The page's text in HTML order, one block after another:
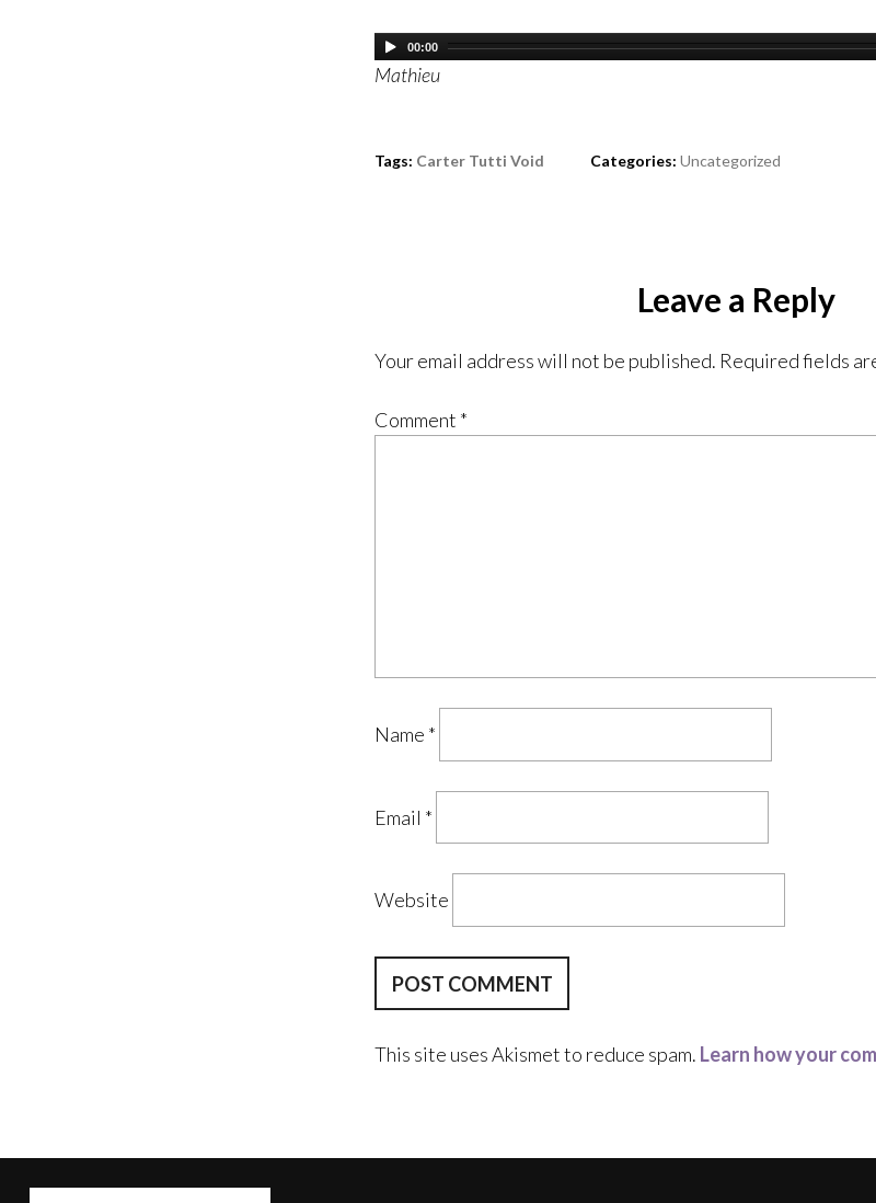
00:00
Mathieu
Tags: Carter Tutti Void Categories: Uncategorized
Leave a Reply
Your email address will not be published. Required fields
Comment *
Name *
Email *
Website
This site uses Akismet to reduce spam. Learn how your